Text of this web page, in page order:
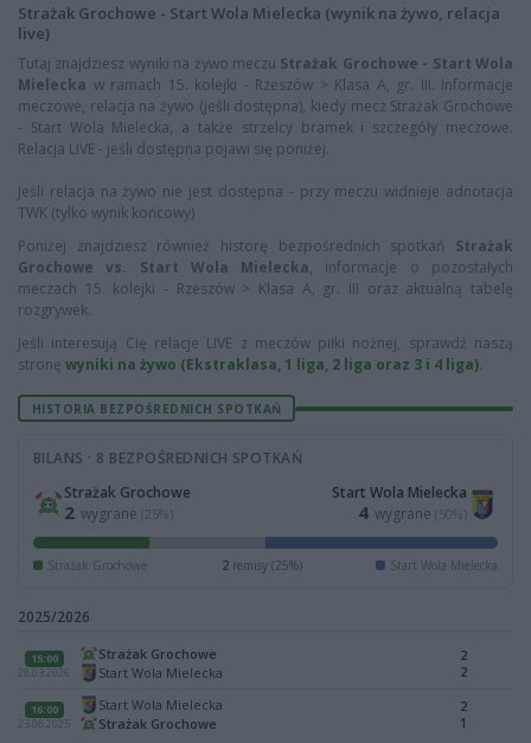
Strażak Grochowe - Start Wola Mielecka (wynik na żywo, relacja
live)
Tutaj znajdziesz wyniki na żywo meczu Strażak Grochowe - Start Wola
Mielecka w ramach 15. kolejki - Rzeszów > Klasa A, gr. III. Informacje
meczowe, relacja na żywo (jeśli dostępna), kiedy mecz Strażak Grochowe
- Start Wola Mielecka, a także strzelcy bramek i szczegóły meczowe.
Relacja LIVE - jeśli dostępna pojawi się poniżej.
Jeśli relacja na żywo nie jest dostępna - przy meczu widnieje adnotacja
TWK (tylko wynik końcowy)
Poniżej znajdziesz również historę bezpośrednich spotkań Strażak
Grochowe vs. Start Wola Mielecka, informacje o pozostałych
meczach 15. kolejki - Rzeszów > Klasa A, gr. III oraz aktualną tabelę
rozgrywek.
Jeśli interesują Cię relacje LIVE z meczów piłki nożnej, sprawdź naszą
stronę wyniki na żywo (Ekstraklasa, 1 liga, 2 liga oraz 3 i 4 liga).
HISTORIA BEZPOŚREDNICH SPOTKAŃ
BILANS · 8 BEZPOŚREDNICH SPOTKAŃ
Strażak Grochowe
2 wygrane (25%)
Start Wola Mielecka
4 wygrane (50%)
Strażak Grochowe 2remisy (25%) Start Wola Mielecka
2025/2026
15:00
28.03.2026
Strażak Grochowe
Start Wola Mielecka
2
2
16:00
23.08.2025
Start Wola Mielecka
Strażak Grochowe
2
1